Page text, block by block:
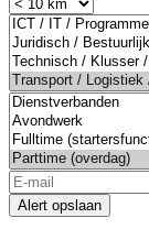
Alert opslaan